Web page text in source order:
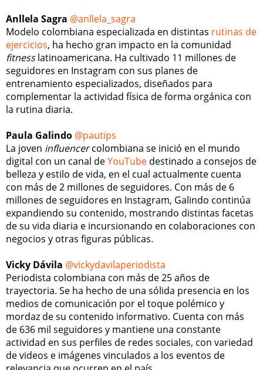
Anllela Sagra @anllela_sagra
Modelo colombiana especializada en distintas rutinas de
ejercicios, ha hecho gran impacto en la comunidad
fitnesslatinoamericana. Ha cultivado 11 millones de
seguidores en Instagram con sus planes de
entrenamiento especializados, diseñados para
complementar la actividad física de forma orgánica con
la rutina diaria.
Paula Galindo @pautips
La joven influencercolombiana se inició en el mundo
digital con un canal deYouTube destinado a consejos de
belleza y estilo de vida, en el cual actualmente cuenta
con más de 2 millones de seguidores. Con más de 6
millones de seguidores en Instagram, Galindo continúa
expandiendo su contenido, mostrando distintas facetas
de su vida diaria e incursionando en colaboraciones con
negocios y otras figuras públicas.
Vicky Dávila @vickydavilaperiodista
Periodista colombiana con más de 25 años de
trayectoria. Se ha hecho de una sólida presencia en los
medios de comunicación por el toque polémico y
mordaz de su contenido informativo. Cuenta con más
de 636 mil seguidores y mantiene una constante
actividad en sus perfiles de redes sociales, con variedad
de videos e imágenes vinculados a los eventos de